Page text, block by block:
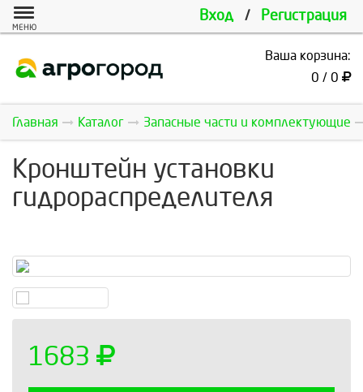
Вход / Регистрация
МЕНЮ
Ваша корзина:
0 / 0
Главная Каталог Запасные части и комплектующие
Кронштейн установки
гидрораспределителя
1683